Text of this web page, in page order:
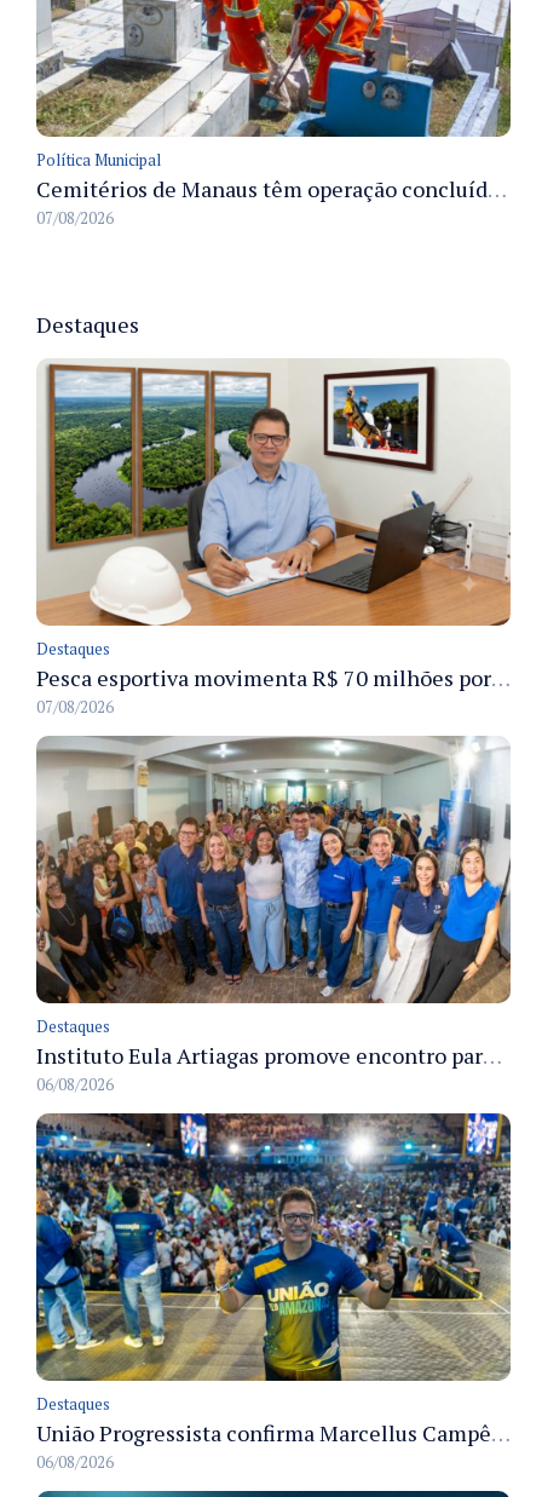
Política Municipal
Cemitérios de Manaus têm operação concluída e estrutura pronta para receber famílias no Dia dos Pais
07/08/2026
Destaques
Destaques
Pesca esportiva movimenta R$ 70 milhões por ano e ganha espaço na economia sustentável do Amazonas
07/08/2026
Destaques
Instituto Eula Artiagas promove encontro para discutir melhorias para o bairro Petrópolis
06/08/2026
Destaques
União Progressista confirma Marcellus Campêlo como candidato a deputado estadual
06/08/2026